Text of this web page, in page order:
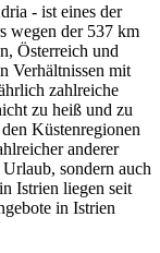
- ist eines der
wegen der 537 km
Österreich und
Verhältnissen mit
zahlreiche
zu heiß und zu
Küstenregionen
anderer
sondern auch
Istrien liegen seit
in Istrien